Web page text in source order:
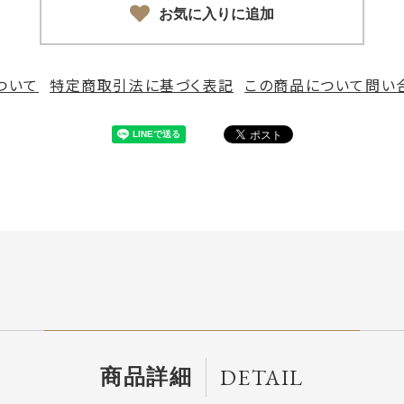
お気に入りに追加
いて 特定商取引法に基づく表記 この商品について問い
商品詳細 DETAIL